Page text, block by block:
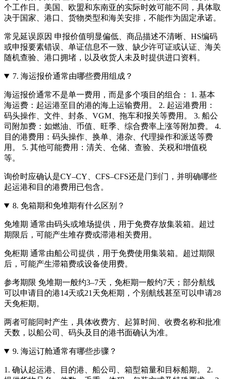
个工作日。美国、欧盟和东南亚的实际时效可能不同，具体取
决于国家、港口、货物类型和海关安排，不能作为固定承诺。
常见延误原因 申报价值明显偏低、商品描述不清晰、HS编码
或申报要素错误、单证信息不一致、缺少许可证或认证、海关
随机查验、港口拥堵，以及收货人未及时提供进口资料。
7. 海运报价通常由哪些费用组成？
海运报价通常不是单一费用，而是多个项目的组合： 1. 基本
海运费：起运港至目的港的海上运输费用。 2. 起运港费用：
码头操作、文件、封条、VGM、拖车和报关等费用。 3. 船公
司附加费：如燃油、币值、旺季、综合费率上涨等附加费。 4.
目的港费用：码头操作、换单、港杂、代理操作和派送等费
用。 5. 其他可能费用：清关、仓储、查验、关税和增值税
等。
询价时应确认是CY–CY、CFS–CFS还是门到门，并明确哪些
起运港和目的港费用已包含。
8. 免箱期和免堆期有什么区别？
免堆期 通常由码头或堆场提供，用于免费存放集装箱。超过
期限后，可能产生堆存费或滞港相关费用。
免柜期 通常由船公司提供，用于免费使用集装箱。超过期限
后，可能产生滞箱费或设备使用费。
参考期限 免堆期一般约3–7天，免柜期一般约7天；部分航线
可以申请目的港14天或21天免柜期，个别航线甚至可以申请28
天免柜期。
两者可能同时产生，具体收费方、起算时间、收费名称和批准
天数，以船公司、码头及目的港书面确认为准。
9. 海运订舱通常有哪些步骤？
1. 确认起运港、目的港、船公司、箱型箱量和目标船期。 2.